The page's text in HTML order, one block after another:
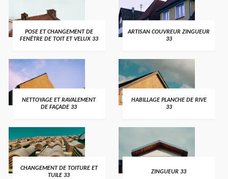
POSE ET CHANGEMENT DE
FENÊTRE DE TOIT ET VELUX 33
ARTISAN COUVREUR ZINGUEUR
33
NETTOYAGE ET RAVALEMENT
DE FAÇADE 33
HABILLAGE PLANCHE DE RIVE
33
CHANGEMENT DE TOITURE ET
TUILE 33
ZINGUEUR 33